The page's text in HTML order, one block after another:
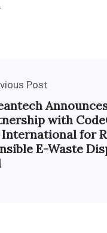
Post
with
International for
E-Waste